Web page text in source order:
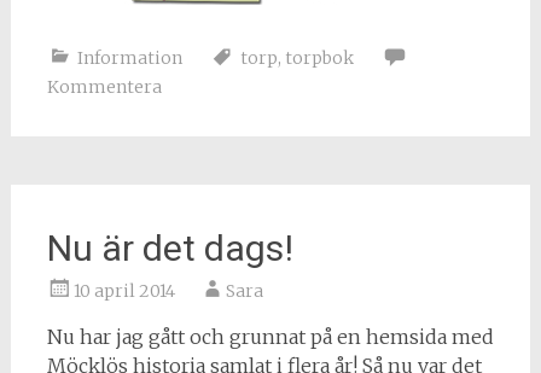
Information torp, torpbok
Kommentera
Nu är det dags!
10 april 2014 Sara
Nu har jag gått och grunnat på en hemsida med
Möcklös historia samlat i flera år! Så nu var det